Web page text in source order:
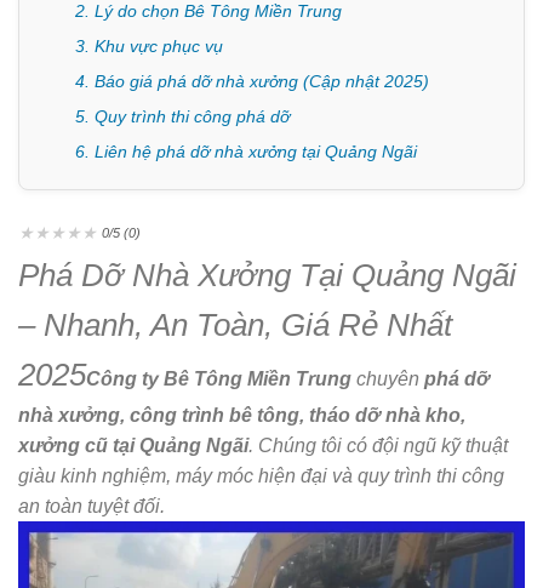
2. Lý do chọn Bê Tông Miền Trung
3. Khu vực phục vụ
4. Báo giá phá dỡ nhà xưởng (Cập nhật 2025)
5. Quy trình thi công phá dỡ
6. Liên hệ phá dỡ nhà xưởng tại Quảng Ngãi
★ ★ ★ ★ ★ 0/5 (0)
Phá Dỡ Nhà Xưởng Tại Quảng Ngãi
– Nhanh, An Toàn, Giá Rẻ Nhất
2025Công ty Bê Tông Miền Trung chuyên phá dỡ
nhà xưởng, công trình bê tông, tháo dỡ nhà kho,
xưởng cũ tại Quảng Ngãi. Chúng tôi có đội ngũ kỹ thuật
giàu kinh nghiệm, máy móc hiện đại và quy trình thi công
an toàn tuyệt đối.